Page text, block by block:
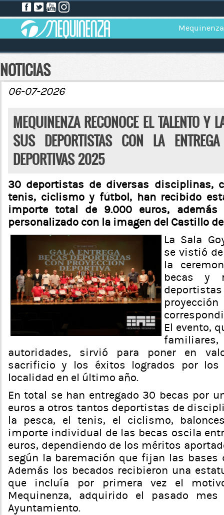
Mequinenza
NOTICIAS
06-07-2026
MEQUINENZA RECONOCE EL TALENTO Y
SUS DEPORTISTAS CON LA
DEPORTIVAS 2025
30 deportistas de diversas disciplinas,
tenis, ciclismo y fútbol, han recibido
importe total de 9.000 euros,
personalizado con la imagen del Castillo
La Sala
se vistió
la
becas y
El evento,
autoridades, sirvió para poner en
sacrificio y los éxitos logrados por
localidad en el último año.
En total se han entregado 30 becas por
euros a otros tantos deportistas de
la pesca, el tenis, el ciclismo,
importe individual de las becas oscila
euros, dependiendo de los méritos
según la baremación que fijan las bases
Además los becados recibieron una
que incluía por primera vez el
Mequinenza, adquirido el pasado
Ayuntamiento.